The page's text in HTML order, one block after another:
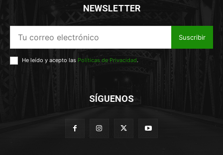
NEWSLETTER
Suscribir
He leído y acepto las Políticas de Privacidad.
SÍGUENOS